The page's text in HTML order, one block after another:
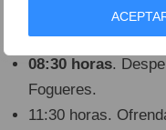
Sábado 23
08:30 horas.
Fogueres.
11:30 horas.